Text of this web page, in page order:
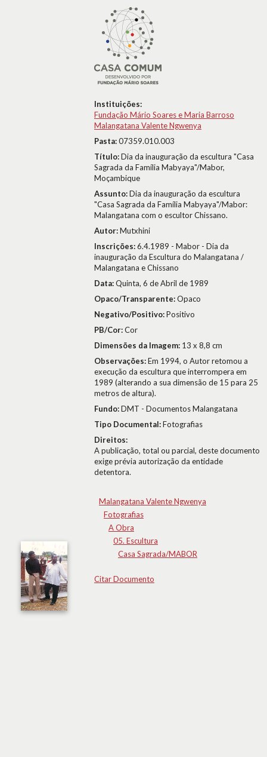
Instituições:
Fundação Mário Soares e Maria Barroso
Malangatana Valente Ngwenya
Pasta:07359.010.003
Título:Dia da inauguração da escultura "Casa
Sagrada da Família Mabyaya"/Mabor,
Moçambique
Assunto:Dia da inauguração da escultura
"Casa Sagrada da Família Mabyaya"/Mabor:
Malangatana com o escultor Chissano.
Autor:Mutxhini
Inscrições:6.4.1989 - Mabor - Dia da
inauguração da Escultura do Malangatana /
Malangatana e Chissano
Data:Quinta, 6 de Abril de 1989
Opaco/Transparente:Opaco
Negativo/Positivo:Positivo
PB/Cor:Cor
Dimensões da Imagem: 13 x 8,8 cm
Observações:Em 1994, o Autor retomou a
execução da escultura que interrompera em
1989 (alterando a sua dimensão de 15 para 25
metros de altura).
Fundo:DMT - Documentos Malangatana
Tipo Documental:Fotografias
Direitos:
A publicação, total ou parcial, deste documento
exige prévia autorização da entidade
detentora.
Malangatana Valente Ngwenya
Fotografias
A Obra
05. Escultura
Casa Sagrada/MABOR
Citar Documento